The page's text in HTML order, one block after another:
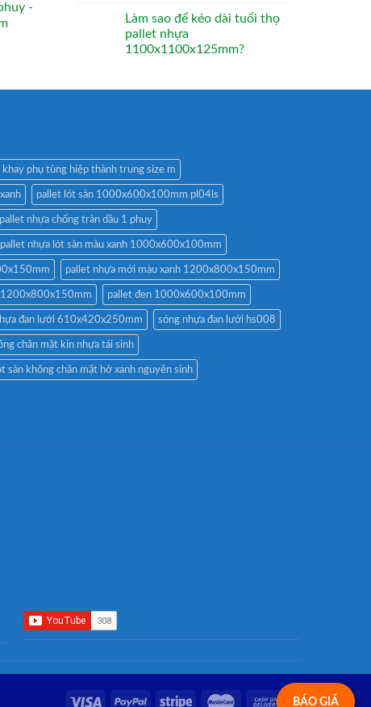
-
Làm sao để kéo dài tuổi thọ
pallet nhựa
1100x1100x125mm?
khay phụ tùng hiệp thành trung size m
pallet lót sàn 1000x600x100mm pl04ls
pallet nhựa chống tràn dầu 1 phuy
pallet nhựa lót sàn màu xanh 1000x600x100mm
pallet nhựa mới màu xanh 1200x800x150mm
1200x800x150mm pallet đen 1000x600x100mm
đan lưới 610x420x250mm sóng nhựa đan lưới hs008
chân mặt kín nhựa tái sinh
sàn không chân mặt hở xanh nguyên sinh
BÁO GIÁ